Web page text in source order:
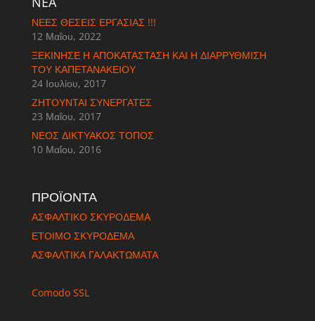
ΝΈΕΣ ΘΈΣΕΙΣ ΕΡΓΑΣΊΑΣ !!!
12 Μαΐου, 2022
ΞΕΚΊΝΗΣΕ Η ΑΠΟΚΑΤΆΣΤΑΣΗ ΚΑΙ Η ΔΙΑΡΡΎΘΜΙΣΗ
ΤΟΥ ΚΑΠΕΤΑΝΆΚΕΙΟΥ
24 Ιουλίου, 2017
ΖΗΤΟΎΝΤΑΙ ΣΥΝΕΡΓΆΤΕΣ
23 Μαΐου, 2017
ΝΈΟΣ ΔΙΚΤΥΑΚΌΣ ΤΌΠΟΣ
10 Μαΐου, 2016
ΠΡΟΪΟΝΤΑ
ΑΣΦΑΛΤΙΚΟ ΣΚΥΡΟΔΕΜΑ
ΈΤΟΙΜΟ ΣΚΥΡΟΔΕΜΑ
ΑΣΦΑΛΤΙΚΑ ΓΑΛΑΚΤΩΜΑΤΑ
Comodo SSL